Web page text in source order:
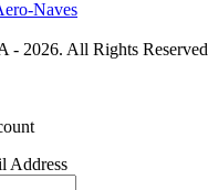
- 2026. All Rights
Address